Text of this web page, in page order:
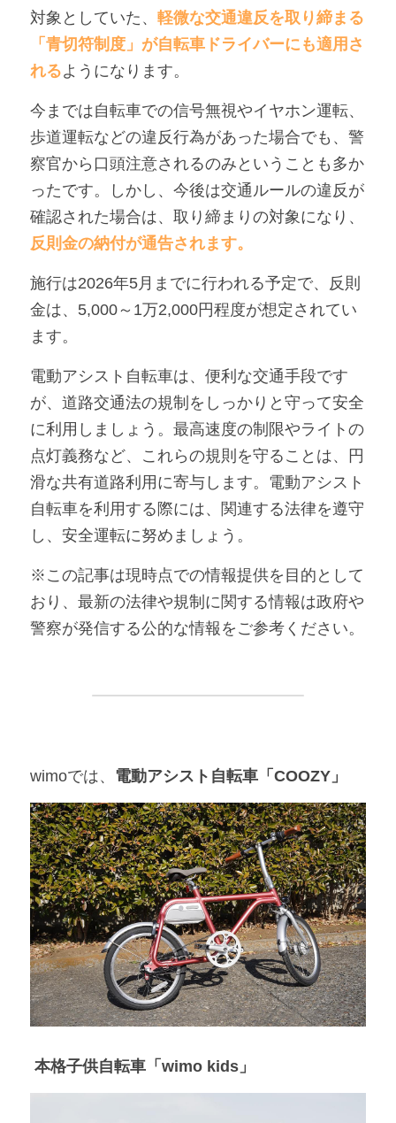
対象としていた、 軽微な交通違反を取り締まる
「青切符制度」が自転車ドライバーにも適用さ
れるようになります。
今までは自転車での信号無視やイヤホン運転、
歩道運転などの違反行為があった場合でも、警
察官から口頭注意されるのみということも多か
ったです。しかし、今後は交通ルールの違反が
確認された場合は、取り締まりの対象になり、
反則金の納付が通告されます。
施行は2026年5月までに行われる予定で、反則
金は、5,000～1万2,000円程度が想定されてい
ます。
電動アシスト自転車は、便利な交通手段です
が、道路交通法の規制をしっかりと守って安全
に利用しましょう。最高速度の制限やライトの
点灯義務など、これらの規則を守ることは、円
滑な共有道路利用に寄与します。電動アシスト
自転車を利用する際には、関連する法律を遵守
し、安全運転に努めましょう。
※この記事は現時点での情報提供を目的として
おり、最新の法律や規制に関する情報は政府や
警察が発信する公的な情報をご参考ください。
wimoでは、 電動アシスト自転車「COOZY」
本格子供自転車「wimo kids」